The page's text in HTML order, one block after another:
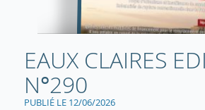
EAUX CLAIRES
N°290
PUBLIÉ LE 12/06/2026